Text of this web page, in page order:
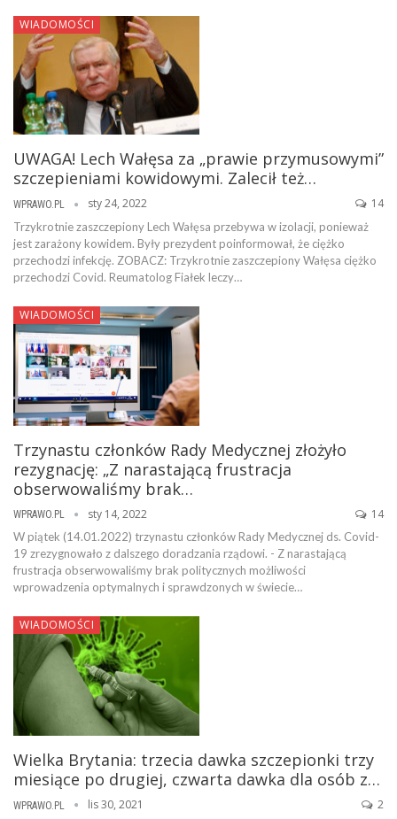
WIADOMOŚCI
UWAGA! Lech Wałęsa za „prawie przymusowymi”
szczepieniami kowidowymi. Zalecił też…
WPRAWO.PL sty 24, 2022 14
Trzykrotnie zaszczepiony Lech Wałęsa przebywa w izolacji, ponieważ
jest zarażony kowidem. Były prezydent poinformował, że ciężko
przechodzi infekcję. ZOBACZ: Trzykrotnie zaszczepiony Wałęsa ciężko
przechodzi Covid. Reumatolog Fiałek leczy…
WIADOMOŚCI
Trzynastu członków Rady Medycznej złożyło
rezygnację: „Z narastającą frustracja
obserwowaliśmy brak…
WPRAWO.PL sty 14, 2022 14
W piątek (14.01.2022) trzynastu członków Rady Medycznej ds. Covid-
19 zrezygnowało z dalszego doradzania rządowi. - Z narastającą
frustracja obserwowaliśmy brak politycznych możliwości
wprowadzenia optymalnych i sprawdzonych w świecie…
WIADOMOŚCI
Wielka Brytania: trzecia dawka szczepionki trzy
miesiące po drugiej, czwarta dawka dla osób z…
WPRAWO.PL lis 30, 2021 2